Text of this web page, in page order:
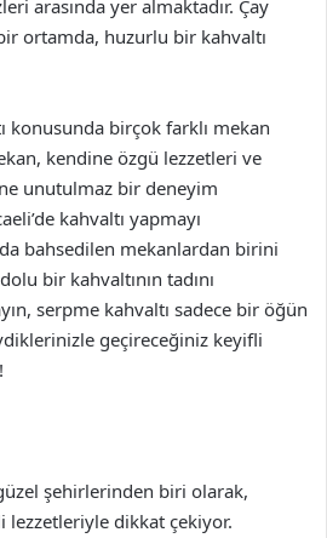
arasında yer almaktadır. Çay
ortamda, huzurlu bir kahvaltı
konusunda birçok farklı mekan
kendine özgü lezzetleri ve
unutulmaz bir deneyim
kahvaltı yapmayı
bahsedilen mekanlardan birini
bir kahvaltının tadını
serpme kahvaltı sadece bir öğün
geçireceğiniz keyifli
şehirlerinden biri olarak,
lezzetleriyle dikkat çekiyor.